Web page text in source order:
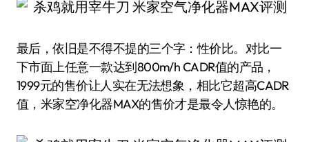
最后，依旧是不得不提的三个字：性价比。对比一
下市面上任意一款达到800m/h CADR值的产品，
1999元的售价让人实在无法想象，相比它超高CADR
值，米家空净化器MAX的售价才是最令人惊艳的。